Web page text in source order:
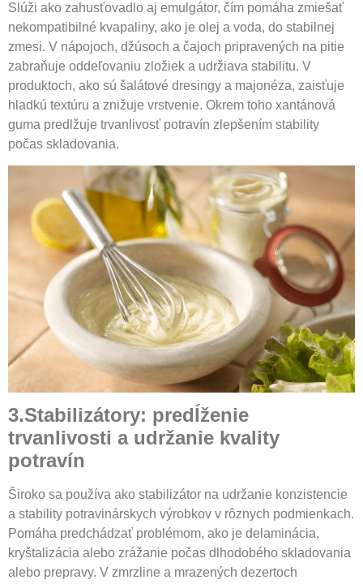
Slúži ako zahusťovadlo aj emulgátor, čím pomáha zmiešať
nekompatibilné kvapaliny, ako je olej a voda, do stabilnej
zmesi. V nápojoch, džúsoch a čajoch pripravených na pitie
zabraňuje oddeľovaniu zložiek a udržiava stabilitu. V
produktoch, ako sú šalátové dresingy a majonéza, zaisťuje
hladkú textúru a znižuje vrstvenie. Okrem toho xantánová
guma predlžuje trvanlivosť potravín zlepšením stability
počas skladovania.
3.Stabilizátory: predĺženie
trvanlivosti a udržanie kvality
potravín
Široko sa používa ako stabilizátor na udržanie konzistencie
a stability potravinárskych výrobkov v rôznych podmienkach.
Pomáha predchádzať problémom, ako je delaminácia,
kryštalizácia alebo zrážanie počas dlhodobého skladovania
alebo prepravy. V zmrzline a mrazených dezertoch